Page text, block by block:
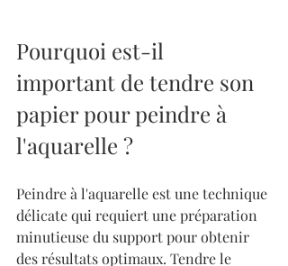
Pourquoi est-il
important de tendre son
papier pour peindre à
l'aquarelle ?
Peindre à l'aquarelle est une technique
délicate qui requiert une préparation
minutieuse du support pour obtenir
des résultats optimaux. Tendre le